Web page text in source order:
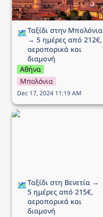
🗺️Ταξίδι στην Μπολόνια
→ 5 ημέρες από 212€,
αεροπορικά και
διαμονή
Αθήνα
Μπολόνια
Dec 17, 2024 11:19 AM
Ταξίδι στη Βενετία → 5
🗺️Ταξίδι στη Βενετία →
5 ημέρες από 215€,
αεροπορικά και
διαμονή